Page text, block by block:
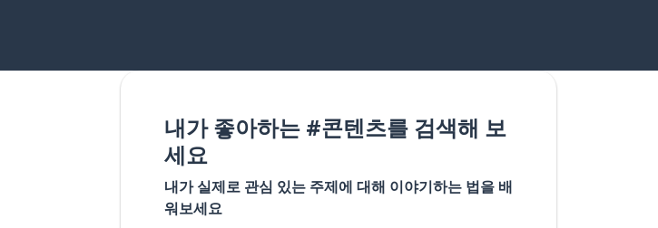
내가 좋아하는 #콘텐츠를 검색해 보
세요
내가 실제로 관심 있는 주제에 대해 이야기하는 법을 배
워보세요